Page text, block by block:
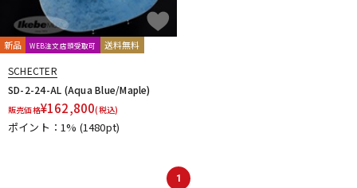
新品 WEB注文店頭受取可 送料無料
SCHECTER
SD-2-24-AL (Aqua Blue/Maple)
販売価格¥162,800(税込)
ポイント：1% (1480pt)
1